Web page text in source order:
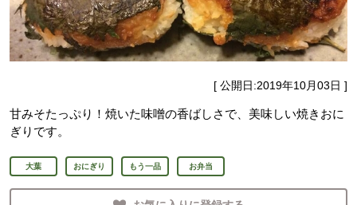
[ 公開日:2019年10月03日 ]
甘みそたっぷり！焼いた味噌の香ばしさで、美味しい焼きおに
ぎりです。
大葉 おにぎり もう一品 お弁当